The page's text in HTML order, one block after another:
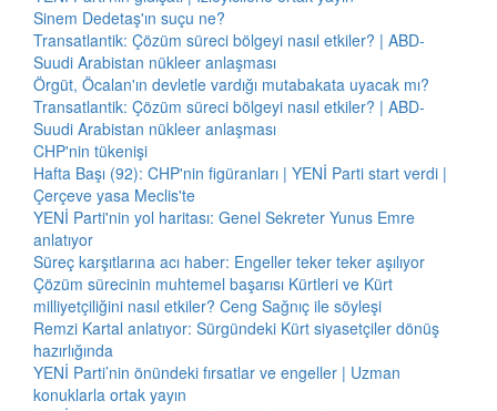
Sinem Dedetaş'ın suçu ne?
Transatlantik: Çözüm süreci bölgeyi nasıl etkiler? | ABD-
Suudi Arabistan nükleer anlaşması
Örgüt, Öcalan'ın devletle vardığı mutabakata uyacak mı?
Transatlantik: Çözüm süreci bölgeyi nasıl etkiler? | ABD-
Suudi Arabistan nükleer anlaşması
CHP'nin tükenişi
Hafta Başı (92): CHP'nin figüranları | YENİ Parti start verdi |
Çerçeve yasa Meclis'te
YENİ Parti'nin yol haritası: Genel Sekreter Yunus Emre
anlatıyor
Süreç karşıtlarına acı haber: Engeller teker teker aşılıyor
Çözüm sürecinin muhtemel başarısı Kürtleri ve Kürt
milliyetçiliğini nasıl etkiler? Ceng Sağnıç ile söyleşi
Remzi Kartal anlatıyor: Sürgündeki Kürt siyasetçiler dönüş
hazırlığında
YENİ Parti’nin önündeki fırsatlar ve engeller | Uzman
konuklarla ortak yayın